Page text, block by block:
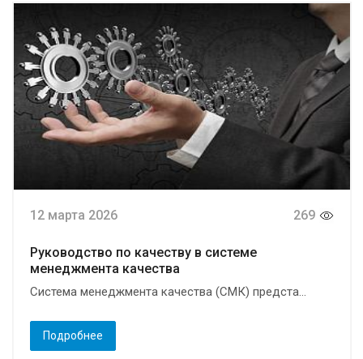
12 марта 2026 269
Руководство по качеству в системе
менеджмента качества
Система менеджмента качества (СМК) предста...
Подробнее